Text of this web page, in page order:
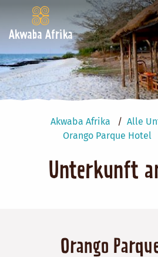
Akwaba Afrika
Akwaba Afrika
Alle
Orango Parque Hotel
Unterkunft
Orango